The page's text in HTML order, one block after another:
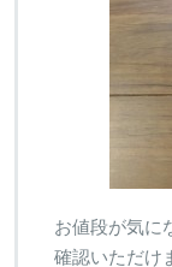
お値段が気に
確認いただけ